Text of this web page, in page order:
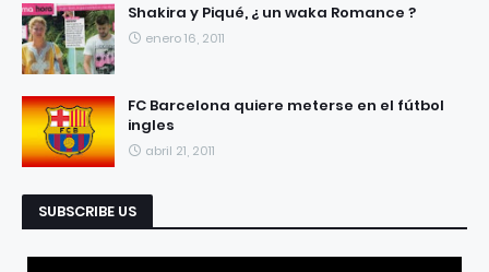
Shakira y Piqué, ¿ un waka Romance ?
enero 16, 2011
FC Barcelona quiere meterse en el fútbol
ingles
abril 21, 2011
SUBSCRIBE US